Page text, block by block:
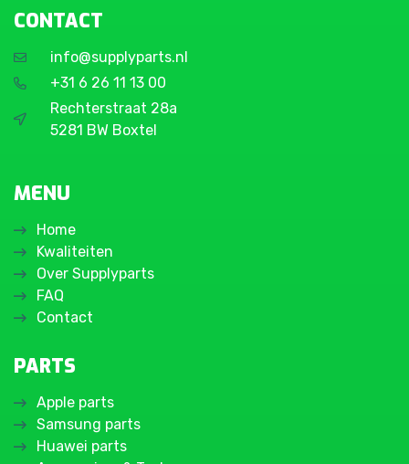
CONTACT
info@supplyparts.nl
+31 6 26 11 13 00
Rechterstraat 28a
5281 BW Boxtel
MENU
Home
Kwaliteiten
Over Supplyparts
FAQ
Contact
PARTS
Apple parts
Samsung parts
Huawei parts